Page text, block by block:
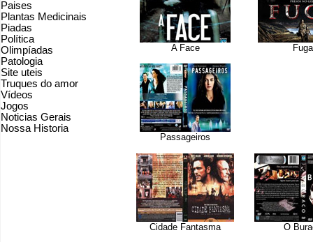
Paises
Plantas Medicinais
Piadas
Política
Olimpíadas
Patologia
Site uteis
Truques do amor
Vídeos
Jogos
Noticias Gerais
Nossa Historia
A Face Fuga
Passageiros
Cidade Fantasma O